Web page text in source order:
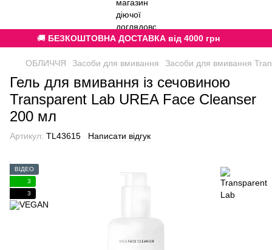
🚚 БЕЗКОШТОВНА ДОСТАВКА від 4000 грн
ОБЛИЧЧЯ Засоби для вмивання Засоби для вмивання
Гель для вмивання із сечовиною
Transparent Lab UREA Face Cleanser
200 мл
Артикул: TL43615 Написати відгук
ВІДЕО
3
3